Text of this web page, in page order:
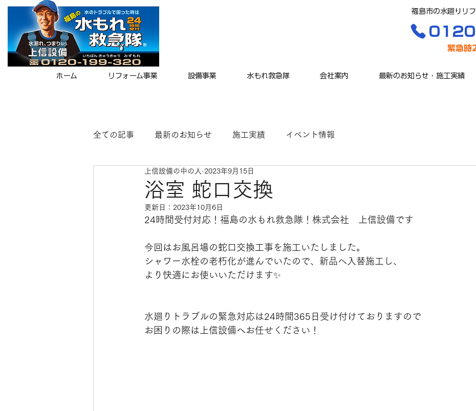
福島市の水廻りリ
緊急時
ホーム リフォーム事業 設備事業 水もれ救急隊 会社案内 最新のお知らせ・施工実績
全ての記事 最新のお知らせ 施工実績 イベント情報
浴室 蛇口交換
上信設備の中の人 2023年9月15日
更新日： 2023年10月6日
24時間受付対応！福島の水もれ救急隊！株式会社　上信設備です
今回はお風呂場の蛇口交換工事を施工いたしました。
シャワー水栓の老朽化が進んでいたので、新品へ入替施工し、
より快適にお使いいただけます✨
水廻りトラブルの緊急対応は24時間365日受け付けておりますので
お困りの際は上信設備へお任せください！